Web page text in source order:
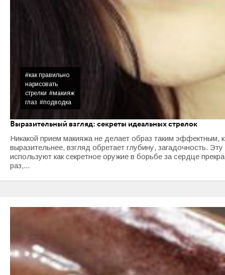
#как правильно
нарисовать
стрелки #макияж
глаз #подводка
Выразительный взгляд: секреты идеальных стрелок
Никакой прием макияжа не делает образ таким эффектным,
выразительнее, взгляд обретает глубину, загадочность.
используют как секретное оружие в борьбе за сердце
раз,...